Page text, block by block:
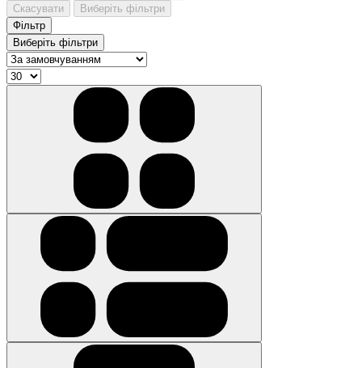
Скасувати
Виберіть фільтри
Фільтр
Виберіть фільтри